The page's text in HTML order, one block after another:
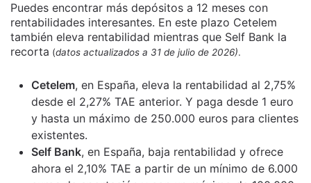
Puedes encontrar más depósitos a 12 meses con
rentabilidades interesantes. En este plazo Cetelem
también eleva rentabilidad mientras que Self Bank la
recorta (datos actualizados a 31 de julio de 2026).
Cetelem, en España, eleva la rentabilidad al 2,75%
desde el 2,27% TAE anterior. Y paga desde 1 euro
y hasta un máximo de 250.000 euros para clientes
existentes.
Self Bank, en España, baja rentabilidad y ofrece
ahora el 2,10% TAE a partir de un mínimo de 6.000